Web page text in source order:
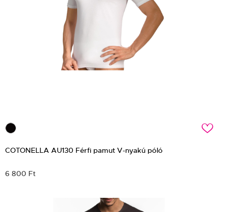
c
COTONELLA AU130 Férfi pamut V-nyakú póló
6 800 Ft